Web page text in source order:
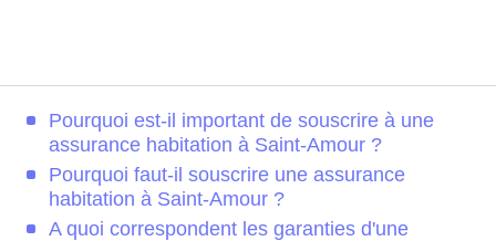
Pourquoi est-il important de souscrire à une
assurance habitation à Saint-Amour ?
Pourquoi faut-il souscrire une assurance
habitation à Saint-Amour ?
A quoi correspondent les garanties d'une